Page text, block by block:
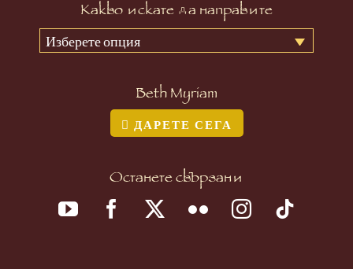
Какво искате да направите
Изберете опция
Beth Myriam
ДАРЕТЕ СЕГА
Останете свързани